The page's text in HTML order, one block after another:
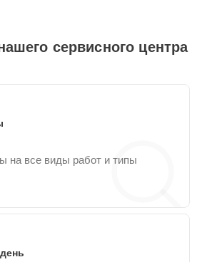
сервисного центра
на все виды работ и типы